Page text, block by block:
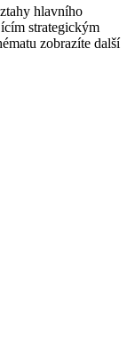
hlavního
strategickým
zobrazíte další